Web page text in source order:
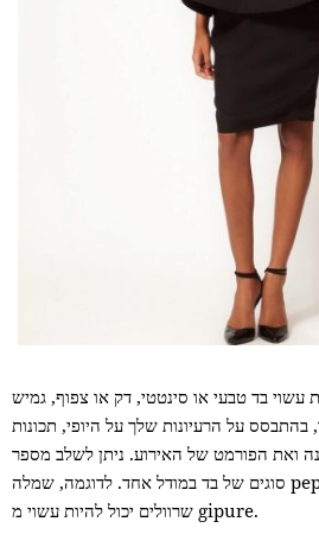
בד טבעי או סינטטי, דק או צפוף, גמיש
על הרעיונות שלך על היופי, תכונות
ואת הפורמט של האירוע. ניתן לשלב מספר
סוגים של בד במודל אחד. לדוגמה, שמלה peplum ניתן לתפור מ סריגים,
שרוולים יכול להיות עשוי מ gipure.